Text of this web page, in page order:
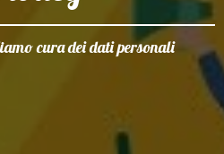
cura dei dati personali